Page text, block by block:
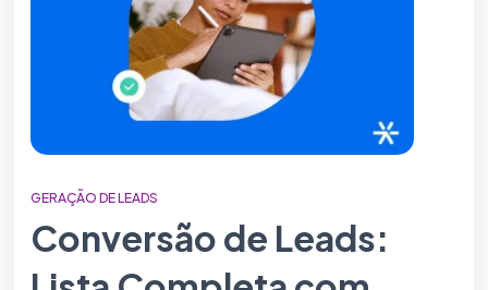
GERAÇÃO DE LEADS
Conversão de Leads: